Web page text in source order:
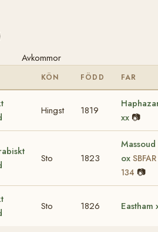
Avkommor
KÖN FÖDD FAR
Hingst 1819
xx 📷
Sto 1823
Massoud
ox SBFAR
134 📷
Sto 1826 Eastham